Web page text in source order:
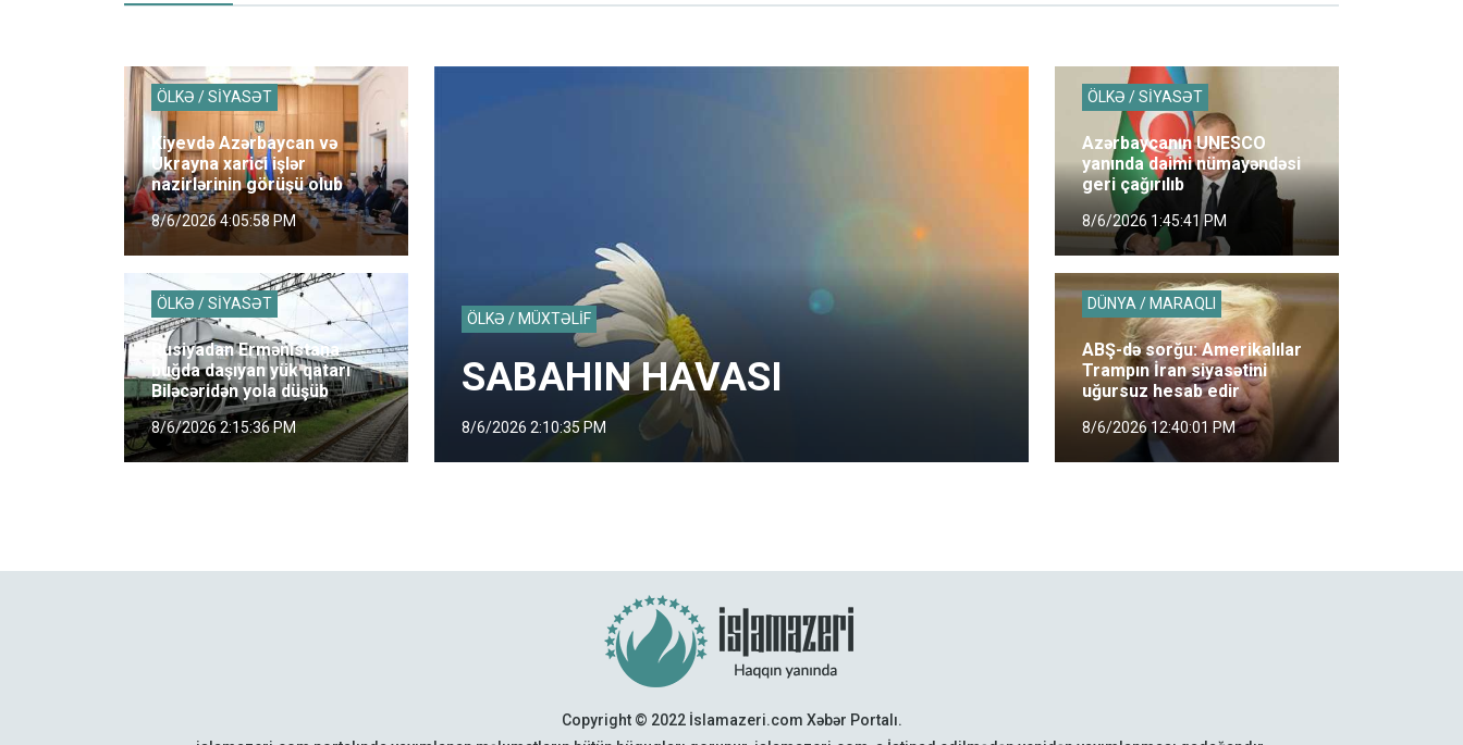
ÖLKƏ / SİYASƏT
Kiyevdə Azərbaycan və
Ukrayna xarici işlər
nazirlərinin görüşü olub
8/6/2026 4:05:58 PM
ÖLKƏ / SİYASƏT
Rusiyadan Ermənistana
buğda daşıyan yük qatarı
Biləcəridən yola düşüb
8/6/2026 2:15:36 PM
ÖLKƏ / MÜXTƏLİF
SABAHIN HAVASI
8/6/2026 2:10:35 PM
ÖLKƏ / SİYASƏT
Azərbaycanın UNESCO
yanında daimi nümayəndəsi
geri çağırılıb
8/6/2026 1:45:41 PM
DÜNYA / MARAQLI
ABŞ-də sorğu: Amerikalılar
Trampın İran siyasətini
uğursuz hesab edir
8/6/2026 12:40:01 PM
Copyright © 2022 İslamazeri.com Xəbər Portalı.